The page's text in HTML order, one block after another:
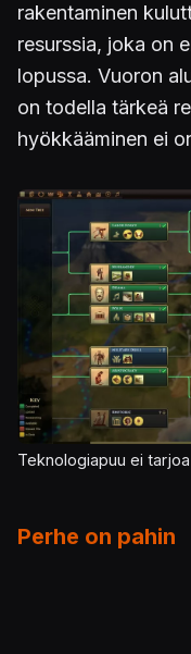
rakentaminen
resurssia, joka on
lopussa. Vuoron
on todella tärkeä
hyökkääminen ei
Kuva
Teknologiapuu ei
Perhe on pahin